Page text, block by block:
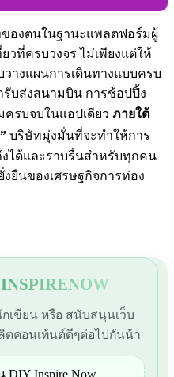
ของตนในฐานะแพลตฟอร์มผู้
วที่ครบวงจร ไม่เพียงแต่ให้
วางแผนการเดินทางแบบครบ
รับส่งสนามบิน การช้อปปิ้ง
รบจบในแอปเดียว ภายใต้
บริษัทมุ่งมั่นที่จะทำให้การ
ได้และราบรื่นสำหรับทุกคน
ยืนของเศรษฐกิจการท่อง
เขียน หรือ สนับสนุนเว็บ
ตคอนเท้นต์ดีๆต่อไปกันน้า